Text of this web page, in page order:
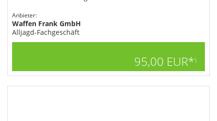
Anbieter:
Waffen Frank GmbH
Alljagd-Fachgeschäft
95,00 EUR*1